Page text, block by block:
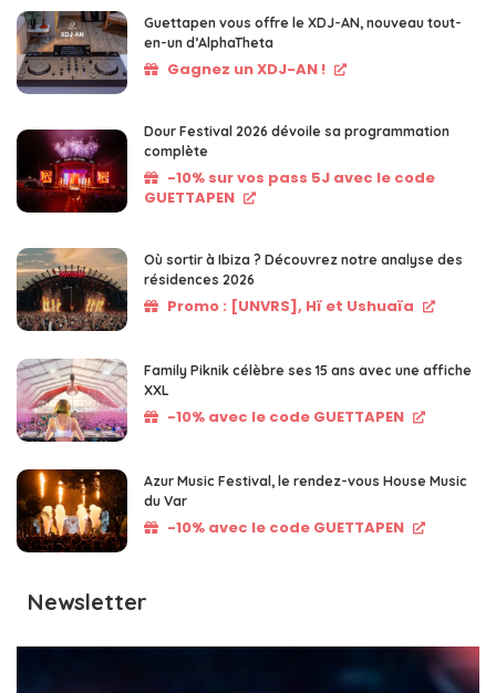
Guettapen vous offre le XDJ-AN, nouveau tout-
en-un d’AlphaTheta
Gagnez un XDJ-AN !
Dour Festival 2026 dévoile sa programmation
complète
-10% sur vos pass 5J avec le code
GUETTAPEN
Où sortir à Ibiza ? Découvrez notre analyse des
résidences 2026
Promo : [UNVRS], Hï et Ushuaïa
Family Piknik célèbre ses 15 ans avec une affiche
XXL
-10% avec le code GUETTAPEN
Azur Music Festival, le rendez-vous House Music
du Var
-10% avec le code GUETTAPEN
Newsletter